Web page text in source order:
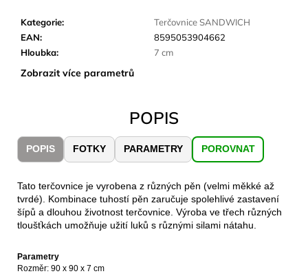
Kategorie:
Terčovnice SANDWICH
EAN:
8595053904662
Hloubka: 7 cm
Zobrazit více parametrů
POPIS
POPIS FOTKY PARAMETRY POROVNAT
Tato terčovnice je vyrobena z různých pěn (velmi měkké až
tvrdé). Kombinace tuhostí pěn zaručuje spolehlivé zastavení
šípů a dlouhou životnost terčovnice. Výroba ve třech různých
tloušťkách umožňuje užití luků s různými silami nátahu.
Parametry
Rozměr: 90 x 90 x 7 cm
u
e
100
ML
Kč